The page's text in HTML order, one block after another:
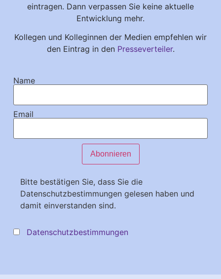
eintragen. Dann verpassen Sie keine aktuelle
Entwicklung mehr.
Kollegen und Kolleginnen der Medien empfehlen wir
den Eintrag in den Presseverteiler.
Name
Email
Bitte bestätigen Sie, dass Sie die
Datenschutzbestimmungen gelesen haben und
damit einverstanden sind.
Datenschutzbestimmungen